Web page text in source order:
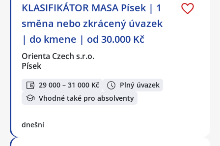
KLASIFIKÁTOR MASA Písek | 1
směna nebo zkrácený úvazek
| do kmene | od 30.000 Kč
Orienta Czech s.r.o.
Písek
29 000 – 31 000 Kč
Plný úvazek
Vhodné také pro absolventy
dnešní